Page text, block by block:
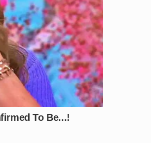
as investigações para esclarecer
que motivou a fúria dovigilante
das testemunhas presentes
episódio sangrento na
para lidar com a imprevisibilidade de